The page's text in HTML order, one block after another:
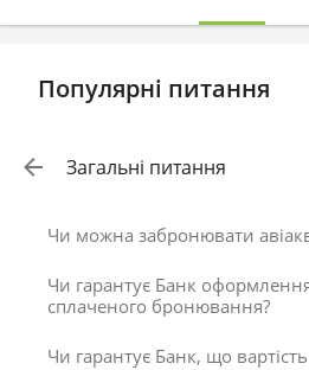
Популярні питання
Загальні питання
Чи можна забронювати
Чи гарантує Банк
сплаченого бронювання?
Чи гарантує Банк, що